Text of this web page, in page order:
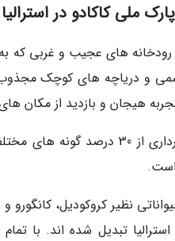
ملی کاکادو در استرالیا
رودخانه های عجیب و غربی که
و دریاچه های کوچک مجذوب
هیجان و بازدید از مکان
پارک ملی کاکادو به علت
است.
نظیر کروکودیل،
تبدیل شده اند. با